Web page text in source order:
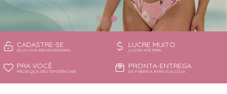
CADASTRE-SE
SEJA UMA REVENDEDORA
LUCRE MUITO
LUCRE ATÉ 150%
PRA VOCÊ
PEÇAS QUE SÃO TENDÊNCIAS!
PRONTA-ENTREGA
DA FÁBRICA PARA SUA LOJA